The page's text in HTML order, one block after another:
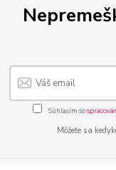
Súhlasím so
Môžete sa